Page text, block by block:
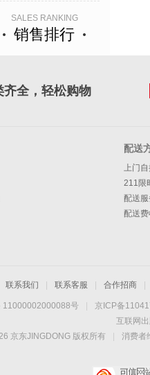
SALES RANKING
销售排行
齐全，轻松购物
配送
上门自
211限
配送
配送
联系我们 联系客服 合作招商
11000002000088号 京ICP备
互联网
京东JINGDONG 版权所有 消费者